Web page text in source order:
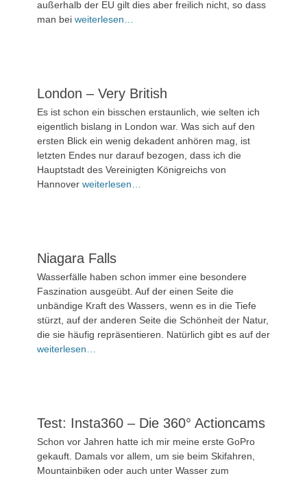
Kommentieren
außerhalb der EU gilt dies aber freilich nicht, so dass
man bei weiterlesen…
London – Very British
Veröffentlicht
am
16.
3
Kommentare
Es ist schon ein bisschen erstaunlich, wie selten ich
eigentlich bislang in London war. Was sich auf den
ersten Blick ein wenig dekadent anhören mag, ist
letzten Endes nur darauf bezogen, dass ich die
Hauptstadt des Vereinigten Königreichs von
Hannover weiterlesen…
Niagara Falls
Veröffentlicht
am
3.
Mai
Kommentieren
Wasserfälle haben schon immer eine besondere
Faszination ausgeübt. Auf der einen Seite die
unbändige Kraft des Wassers, wenn es in die Tiefe
stürzt, auf der anderen Seite die Schönheit der Natur,
die sie häufig repräsentieren. Natürlich gibt es auf der
weiterlesen…
Test: Insta360 – Die 360° Actioncams
Veröffentlicht
17.
April
Schon vor Jahren hatte ich mir meine erste GoPro
gekauft. Damals vor allem, um sie beim Skifahren,
Mountainbiken oder auch unter Wasser zum